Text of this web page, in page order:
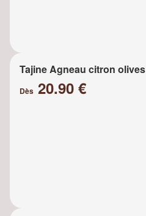
Tajine Agneau citron olives
Dès 20.90 €